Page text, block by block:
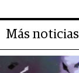
Más noticias